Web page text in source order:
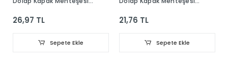
26,97 TL
Sepete Ekle
21,76 TL
Sepete Ekle